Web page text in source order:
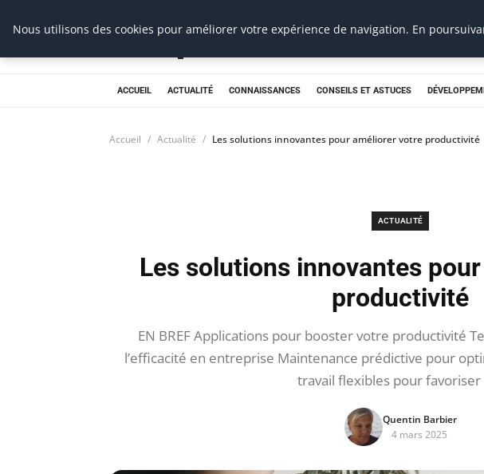
Prospection Pro
ACCUEIL ACTUALITÉ CONNAISSANCES CONSEILS ET ASTUCES
Accueil Actualité Les solutions innovantes pour améliorer votre productivité
ACTUALITÉ
Les solutions innovantes
productivité
EN BREF Applications pour booster votre productivité
l’efficacité en entreprise Maintenance prédictive pour
travail flexibles pour
Quentin Barbier
4 mars 2025
Nous utilisons des cookies pour améliorer votre expérience de navigation. En